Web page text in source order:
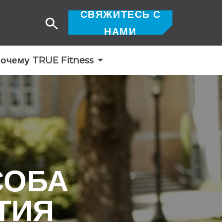
TRUE Fitness
СВЯЖИТЕСЬ С
НАМИ
Поиск